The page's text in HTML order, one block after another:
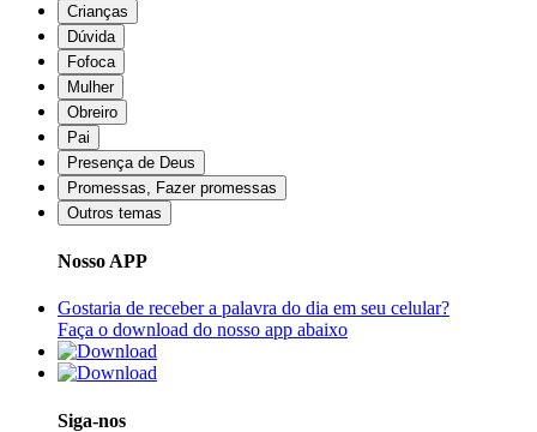
Crianças
Dúvida
Fofoca
Mulher
Obreiro
Pai
Presença de Deus
Promessas, Fazer promessas
Outros temas
Nosso APP
Gostaria de receber a palavra do dia em seu celular?
Faça o download do nosso app abaixo
Siga-nos